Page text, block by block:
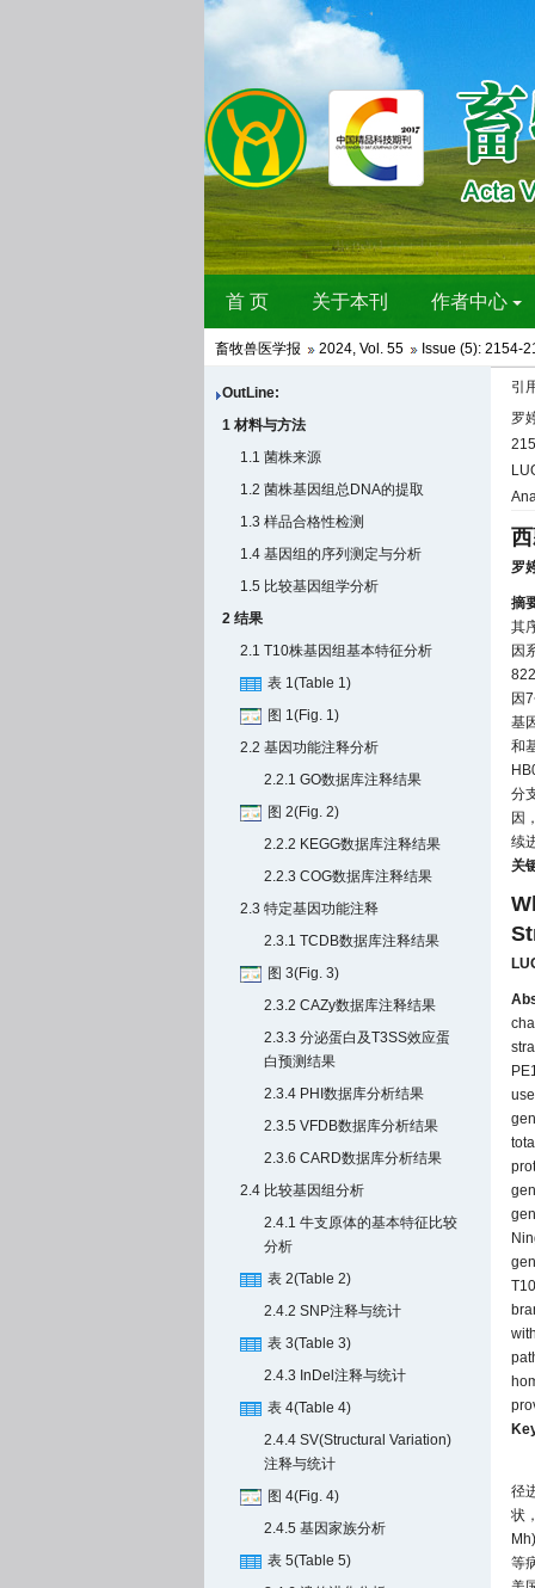
畜牧兽医学报 2024, Vol. 55 Issue (5): 2154-
OutLine:
1 材料与方法
1.1 菌株来源
1.2 菌株基因组总DNA的提取
1.3 样品合格性检测
1.4 基因组的序列测定与分析
1.5 比较基因组学分析
2 结果
2.1 T10株基因组基本特征分析
表 1(Table 1)
图 1(Fig. 1)
2.2 基因功能注释分析
2.2.1 GO数据库注释结果
图 2(Fig. 2)
2.2.2 KEGG数据库注释结果
2.2.3 COG数据库注释结果
2.3 特定基因功能注释
2.3.1 TCDB数据库注释结果
图 3(Fig. 3)
2.3.2 CAZy数据库注释结果
2.3.3 分泌蛋白及T3SS效应蛋
白预测结果
2.3.4 PHI数据库分析结果
2.3.5 VFDB数据库分析结果
2.3.6 CARD数据库分析结果
2.4 比较基因组分析
2.4.1 牛支原体的基本特征比较
分析
表 2(Table 2)
2.4.2 SNP注释与统计
表 3(Table 3)
2.4.3 InDel注释与统计
表 4(Table 4)
2.4.4 SV(Structural Variation)
注释与统计
图 4(Fig. 4)
2.4.5 基因家族分析
表 5(Table 5)
引
罗
罗
摘
其
因
因
基
和
分
因
续
关
径
状
等